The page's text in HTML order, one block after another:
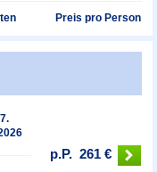
Preis pro Person
p.P. 261 €